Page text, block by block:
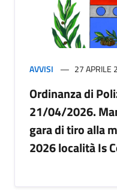
AVVISI 27 APRILE
Ordinanza di
21/04/2026.
gara di tiro alla
2026 località Is